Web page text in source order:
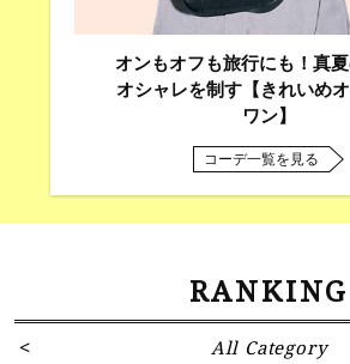
オンもオフも旅行にも！真
オシャレを制す【きれいめ
ワン】
コーデ一覧を見る
RANKING
All Category